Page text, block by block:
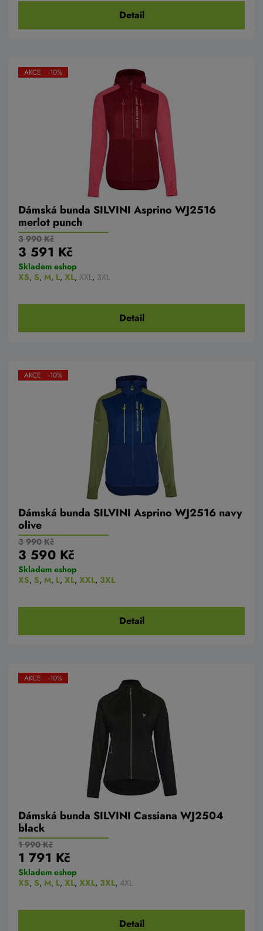
Detail
Dámská bunda SILVINI Asprino WJ2516
merlot punch
AKCE -10%
3 990 Kč
3 591 Kč
Skladem eshop
XS, S, M, L, XL, XXL, 3XL
Detail
Dámská bunda SILVINI Asprino WJ2516 navy
olive
AKCE -10%
3 990 Kč
3 590 Kč
Skladem eshop
XS, S, M, L, XL, XXL, 3XL
Detail
Dámská bunda SILVINI Cassiana WJ2504
black
AKCE -10%
1 990 Kč
1 791 Kč
Skladem eshop
XS, S, M, L, XL, XXL, 3XL, 4XL
Detail